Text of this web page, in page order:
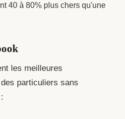
40 à 80% plus chers qu'une
les meilleures
particuliers sans